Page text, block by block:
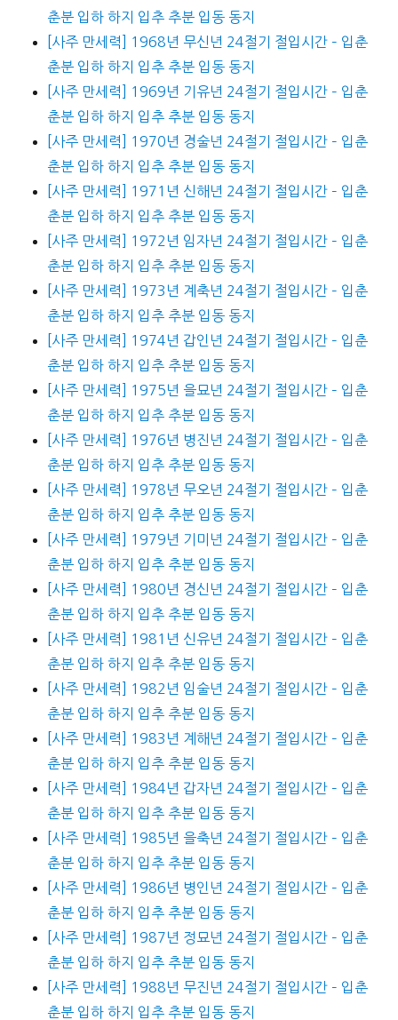
춘분 입하 하지 입추 추분 입동 동지
[사주 만세력] 1968년 무신년 24절기 절입시간 – 입춘
춘분 입하 하지 입추 추분 입동 동지
[사주 만세력] 1969년 기유년 24절기 절입시간 – 입춘
춘분 입하 하지 입추 추분 입동 동지
[사주 만세력] 1970년 경술년 24절기 절입시간 – 입춘
춘분 입하 하지 입추 추분 입동 동지
[사주 만세력] 1971년 신해년 24절기 절입시간 – 입춘
춘분 입하 하지 입추 추분 입동 동지
[사주 만세력] 1972년 임자년 24절기 절입시간 – 입춘
춘분 입하 하지 입추 추분 입동 동지
[사주 만세력] 1973년 계축년 24절기 절입시간 – 입춘
춘분 입하 하지 입추 추분 입동 동지
[사주 만세력] 1974년 갑인년 24절기 절입시간 – 입춘
춘분 입하 하지 입추 추분 입동 동지
[사주 만세력] 1975년 을묘년 24절기 절입시간 – 입춘
춘분 입하 하지 입추 추분 입동 동지
[사주 만세력] 1976년 병진년 24절기 절입시간 – 입춘
춘분 입하 하지 입추 추분 입동 동지
[사주 만세력] 1978년 무오년 24절기 절입시간 – 입춘
춘분 입하 하지 입추 추분 입동 동지
[사주 만세력] 1979년 기미년 24절기 절입시간 – 입춘
춘분 입하 하지 입추 추분 입동 동지
[사주 만세력] 1980년 경신년 24절기 절입시간 – 입춘
춘분 입하 하지 입추 추분 입동 동지
[사주 만세력] 1981년 신유년 24절기 절입시간 – 입춘
춘분 입하 하지 입추 추분 입동 동지
[사주 만세력] 1982년 임술년 24절기 절입시간 – 입춘
춘분 입하 하지 입추 추분 입동 동지
[사주 만세력] 1983년 계해년 24절기 절입시간 – 입춘
춘분 입하 하지 입추 추분 입동 동지
[사주 만세력] 1984년 갑자년 24절기 절입시간 – 입춘
춘분 입하 하지 입추 추분 입동 동지
[사주 만세력] 1985년 을축년 24절기 절입시간 – 입춘
춘분 입하 하지 입추 추분 입동 동지
[사주 만세력] 1986년 병인년 24절기 절입시간 – 입춘
춘분 입하 하지 입추 추분 입동 동지
[사주 만세력] 1987년 정묘년 24절기 절입시간 – 입춘
춘분 입하 하지 입추 추분 입동 동지
[사주 만세력] 1988년 무진년 24절기 절입시간 – 입춘
춘분 입하 하지 입추 추분 입동 동지